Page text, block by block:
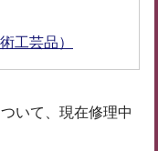
工芸品）
いて、現在修理中